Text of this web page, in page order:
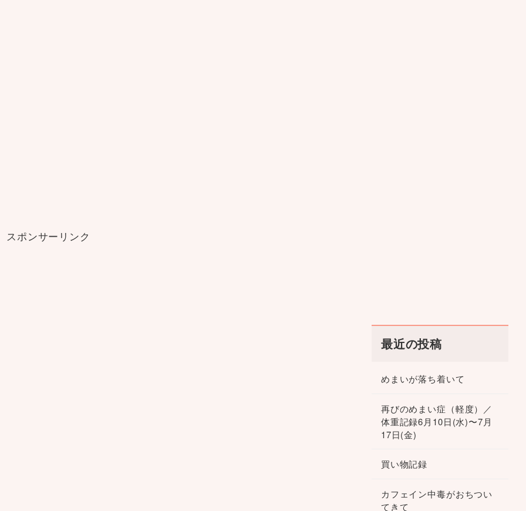
スポンサーリンク
最近の投稿
めまいが落ち着いて
再びのめまい症（軽度）／
体重記録6月10日(水)〜7月
17日(金)
買い物記録
カフェイン中毒がおちつい
てきて